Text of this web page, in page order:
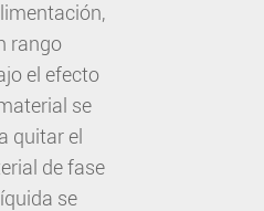
rango
el efecto
se
quitar el
de fase
se